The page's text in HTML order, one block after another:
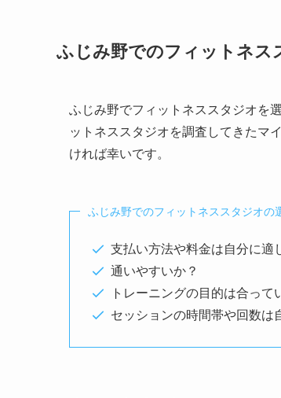
ふじみ野でのフィットネス
ふじみ野でフィットネススタジオを
ットネススタジオを調査してきたマ
ければ幸いです。
ふじみ野でのフィットネススタジオの
支払い方法や料金は自分に適
通いやすいか？
トレーニングの目的は合って
セッションの時間帯や回数は